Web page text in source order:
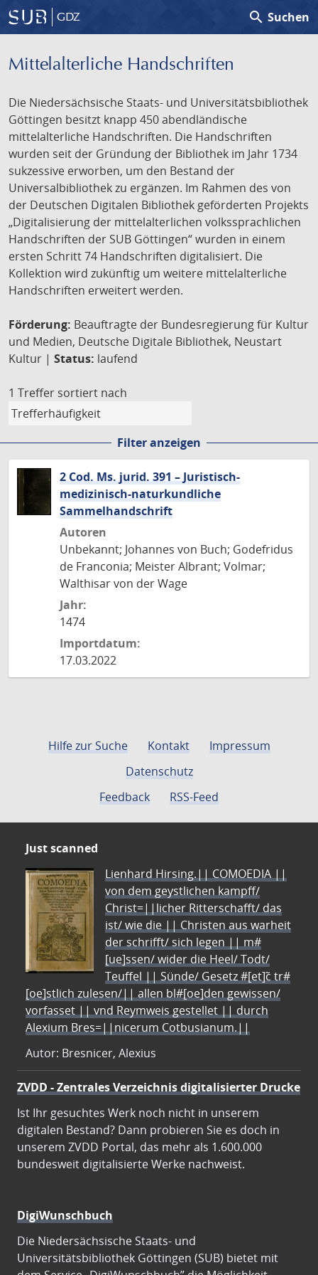
GDZ search Suchen
Mittelalterliche Handschriften
Die Niedersächsische Staats- und Universitätsbibliothek
Göttingen besitzt knapp 450 abendländische
mittelalterliche Handschriften. Die Handschriften
wurden seit der Gründung der Bibliothek im Jahr 1734
sukzessive erworben, um den Bestand der
Universalbibliothek zu ergänzen. Im Rahmen des von
der Deutschen Digitalen Bibliothek geförderten Projekts
„Digitalisierung der mittelalterlichen volkssprachlichen
Handschriften der SUB Göttingen“ wurden in einem
ersten Schritt 74 Handschriften digitalisiert. Die
Kollektion wird zukünftig um weitere mittelalterliche
Handschriften erweitert werden.
Förderung: Beauftragte der Bundesregierung für Kultur
und Medien, Deutsche Digitale Bibliothek, Neustart
Kultur | Status: laufend
1 Treffer sortiert nach
Filter anzeigen
2 Cod. Ms. jurid. 391 – Juristisch-
medizinisch-naturkundliche
Sammelhandschrift
Autoren
Unbekannt; Johannes von Buch; Godefridus
de Franconia; Meister Albrant; Volmar;
Walthisar von der Wage
Jahr:
1474
Importdatum:
17.03.2022
Hilfe zur Suche Kontakt
Impressum
Datenschutz
Feedback
RSS-Feed
Just scanned
Lienhard Hirsing.|| COMOEDIA ||
von dem geystlichen kampff/
Christ=||licher Ritterschafft/ das
ist/ wie die || Christen aus warheit
der schrifft/ sich legen || m#
[ue]ssen/ wider die Heel/ Todt/
Teuffel || Sünde/ Gesetz #[et]c̃ tr#
[oe]stlich zulesen/|| allen bl#[oe]den gewissen/
vorfasset || vnd Reymweis gestellet || durch
Alexium Bres=||nicerum Cotbusianum.||
Autor: Bresnicer, Alexius
ZVDD - Zentrales Verzeichnis digitalisierter Drucke
Ist Ihr gesuchtes Werk noch nicht in unserem
digitalen Bestand? Dann probieren Sie es doch in
unserem ZVDD Portal, das mehr als 1.600.000
bundesweit digitalisierte Werke nachweist.
DigiWunschbuch
Die Niedersächsische Staats- und
Universitätsbibliothek Göttingen (SUB) bietet mit